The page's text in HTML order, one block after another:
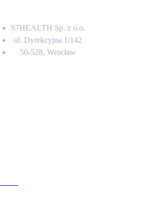
S7HEALTH Sp. z o.o.
ul. Dyrekcyjna 1/142
50-528, Wrocław